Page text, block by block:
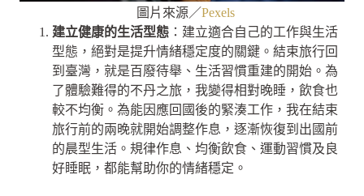
圖片來源／Pexels
建立健康的生活型態 ：建立適合自己的工作與生活
型態，絕對是提升情緒穩定度的關鍵。結束旅行回
到臺灣，就是百廢待舉、生活習慣重建的開始。為
了體驗難得的不丹之旅，我變得相對晚睡，飲食也
較不均衡。為能因應回國後的緊湊工作，我在結束
旅行前的兩晚就開始調整作息，逐漸恢復到出國前
的晨型生活。規律作息、均衡飲食、運動習慣及良
好睡眠，都能幫助你的情緒穩定。